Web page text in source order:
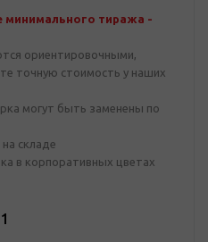
минимального тиража -
ориентировочными,
точную стоимость у наших
могут быть заменены по
складе
в корпоративных цветах